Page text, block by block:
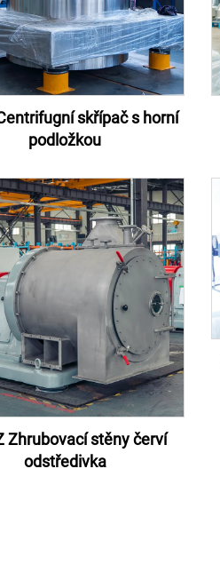
skřípač s horní
podložkou
Zhrubovací stěny červí
odstředivka